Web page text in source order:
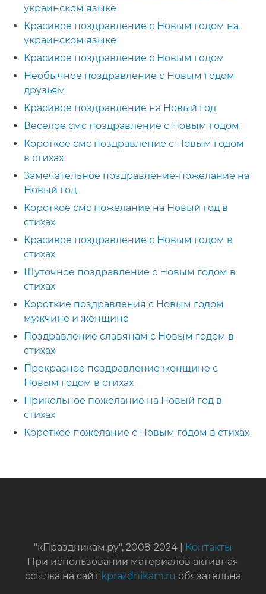
украинском языке
Красивое поздравление с Новым годом на
украинском языке
Красивое поздравление с Новым годом
Необычное поздравление с Новым годом
друзьям
Красивое поздравление на Новый год
Веселое смс поздравление с Новым годом
Короткое смс поздравление с Новым годом
в стихах
Замечательное поздравление-пожелание на
Новый год
Короткое смс пожелание на Новый год в
стихах
Красивое поздравление с Новым годом в
стихах
Шуточное поздравление с Новым годом в
стихах
Короткие поздравления с Новым годом
мужчине и женщине
Поздравление славянам с Новым годом в
стихах
Прекрасное поздравление женщине с
Новым годом в стихах
Прикольное пожелание на Новый год в
стихах
Короткое пожелание с Новым годом в стихах
"кПраздникам.ру", 2008-2024 |
Контакты
При использовании материалов активная
ссылка на сайт kprazdnikam.ru обязательна